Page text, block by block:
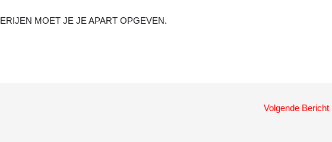
MOET JE JE APART OPGEVEN.
Volgende Bericht